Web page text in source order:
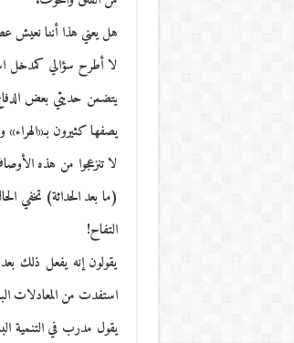
هل يعني هذا أننا نعيش
لا أطرح سؤالي كمدخل
يتضمن حديثي بعض
يصفها كثيرون
لا تنزعجوا من هذه
(ما بعد الحداثة) تخفي
التفاح!
يقولون إنه يفعل ذلك
استفدت من المعادلات
يقول مدرب في التنمية